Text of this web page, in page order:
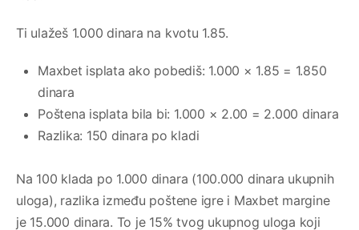
Ti ulažeš 1.000 dinara na kvotu 1.85.
Maxbet isplata ako pobediš: 1.000 × 1.85 = 1.850
dinara
Poštena isplata bila bi: 1.000 × 2.00 = 2.000 dinara
Razlika: 150 dinara po kladi
Na 100 klada po 1.000 dinara (100.000 dinara ukupnih
uloga), razlika između poštene igre i Maxbet margine
je 15.000 dinara. To je 15% tvog ukupnog uloga koji